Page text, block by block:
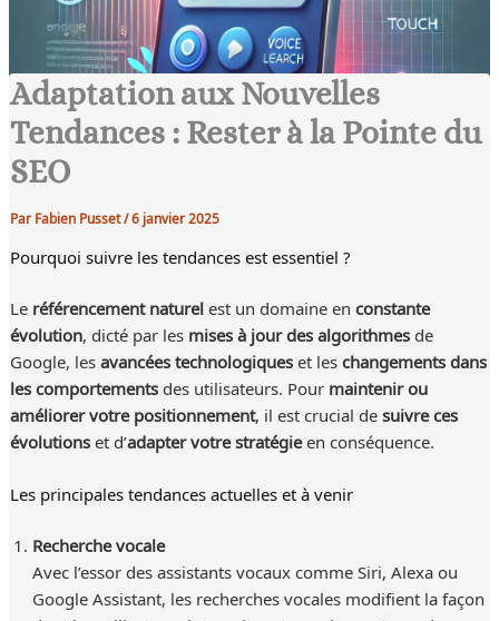
Adaptation aux Nouvelles
Tendances : Rester à la Pointe du
SEO
ParFabien Pusset/6 janvier 2025
Pourquoi suivre les tendances est essentiel ?
Leréférencement naturelest un domaine enconstante
évolution, dicté par lesmises à jour des algorithmesde
Google, lesavancées technologiqueset leschangements dans
les comportementsdes utilisateurs. Pourmaintenir ou
améliorer votre positionnement, il est crucial desuivre ces
évolutionset d’adapter votre stratégieen conséquence.
Les principales tendances actuelles et à venir
Recherche vocale
Avec l’essor des assistants vocaux comme Siri, Alexa ou
Google Assistant, les recherches vocales modifient la façon